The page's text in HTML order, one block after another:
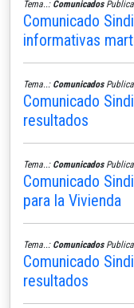
Tema..: Comunicados
Comunicado
informativas
Tema..: Comunicados
Comunicado
resultados
Tema..: Comunicados
Comunicado
para la Vivienda
Tema..: Comunicados
Comunicado
resultados